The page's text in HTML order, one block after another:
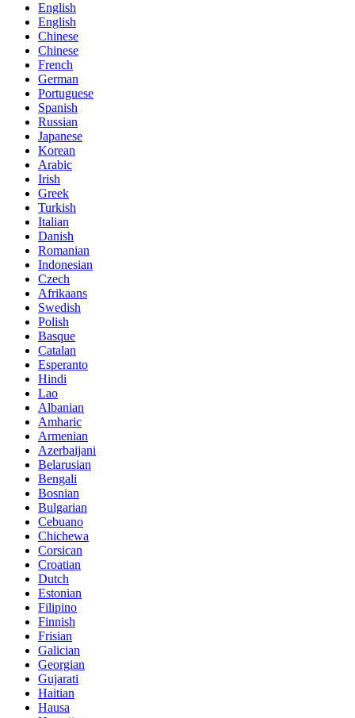
English
English
Chinese
Chinese
French
German
Portuguese
Spanish
Russian
Japanese
Korean
Arabic
Irish
Greek
Turkish
Italian
Danish
Romanian
Indonesian
Czech
Afrikaans
Swedish
Polish
Basque
Catalan
Esperanto
Hindi
Lao
Albanian
Amharic
Armenian
Azerbaijani
Belarusian
Bengali
Bosnian
Bulgarian
Cebuano
Chichewa
Corsican
Croatian
Dutch
Estonian
Filipino
Finnish
Frisian
Galician
Georgian
Gujarati
Haitian
Hausa